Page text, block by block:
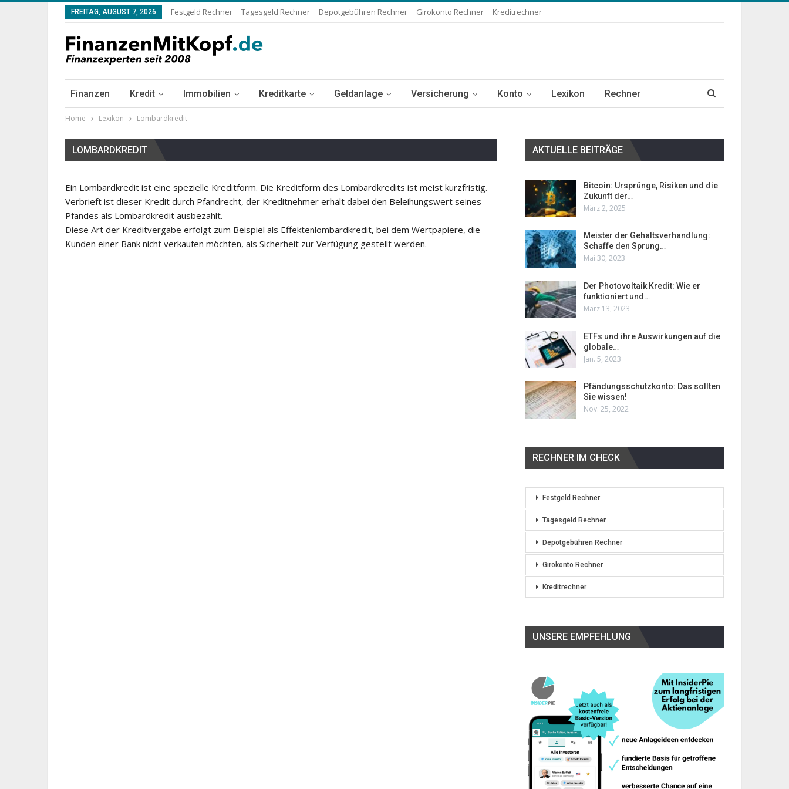
FREITAG, AUGUST 7, 2026 Festgeld Rechner Tagesgeld Rechner Depotgebühren Rechner Girokonto Rechner Kreditrechner
Finanzen Kredit Immobilien Kreditkarte Geldanlage Versicherung Konto Lexikon Rechner
Home Lexikon Lombardkredit
LOMBARDKREDIT
Ein Lombardkredit ist eine spezielle Kreditform. Die Kreditform des Lombardkredits ist meist kurzfristig.
Verbrieft ist dieser Kredit durch Pfandrecht, der Kreditnehmer erhält dabei den Beleihungswert seines
Pfandes als Lombardkredit ausbezahlt.
Diese Art der Kreditvergabe erfolgt zum Beispiel als Effektenlombardkredit, bei dem Wertpapiere, die
Kunden einer Bank nicht verkaufen möchten, als Sicherheit zur Verfügung gestellt werden.
AKTUELLE BEITRÄGE
Bitcoin: Ursprünge, Risiken und die
Zukunft der…
März 2, 2025
Meister der Gehaltsverhandlung:
Schaffe den Sprung…
Mai 30, 2023
Der Photovoltaik Kredit: Wie er
funktioniert und…
März 13, 2023
ETFs und ihre Auswirkungen auf die
globale…
Jan. 5, 2023
Pfändungsschutzkonto: Das sollten
Sie wissen!
Nov. 25, 2022
RECHNER IM CHECK
Festgeld Rechner
Tagesgeld Rechner
Depotgebühren Rechner
Girokonto Rechner
Kreditrechner
UNSERE EMPFEHLUNG